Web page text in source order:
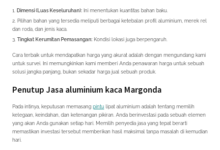
Dimensi (Luas Keseluruhan): Ini menentukan kuantitas bahan baku.
Pilihan bahan yang tersedia meliputi berbagai ketebalan profil aluminium, merek rel
dan roda, dan jenis kaca.
Tingkat Kerumitan Pemasangan: Kondisi lokasi juga berpengaruh.
Cara terbaik untuk mendapatkan harga yang akurat adalah dengan mengundang kami
untuk survei. Ini memungkinkan kami memberi Anda penawaran harga untuk sebuah
solusi jangka panjang, bukan sekadar harga jual sebuah produk.
Penutup Jasa aluminium kaca Margonda
Pada intinya, keputusan memasang pintu lipat aluminium adalah tentang memilih
kelegaan, keindahan, dan ketenangan pikiran. Anda berinvestasi pada sebuah elemen
yang akan Anda gunakan setiap hari. Memilih penyedia jasa yang tepat berarti
memastikan investasi tersebut memberikan hasil maksimal tanpa masalah di kemudian
hari.